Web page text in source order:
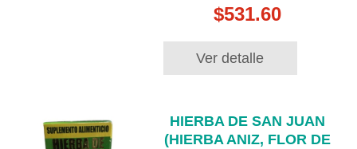
$531.60
Ver detalle
HIERBA DE SAN JUAN
(HIERBA ANIZ, FLOR DE